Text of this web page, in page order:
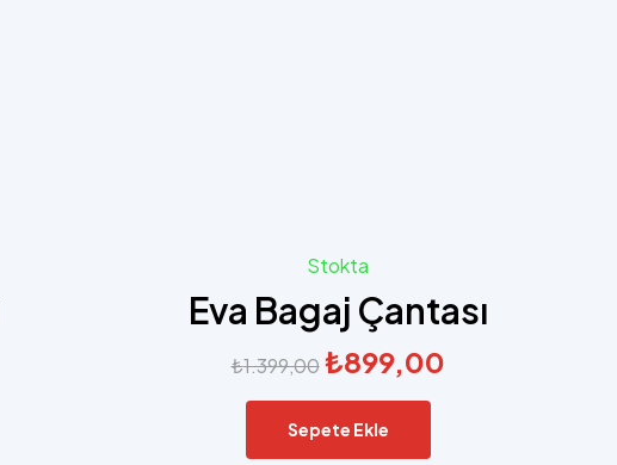
Stokta
Eva Bagaj Çantası
₺1.399,00 ₺899,00
Sepete Ekle